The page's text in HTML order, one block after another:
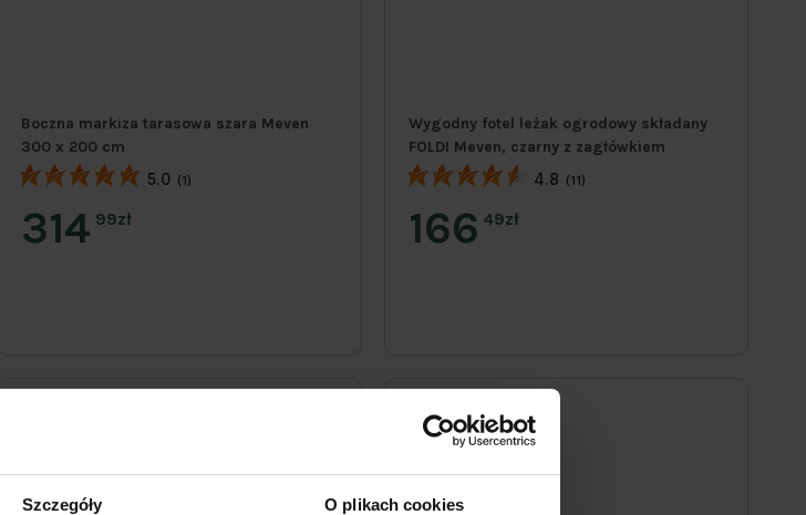
Szczegóły O plikach cookies
Boczna markiza tarasowa szara Meven
300 x 200 cm
5.0 (1)
314 99zł
Wygodny fotel leżak ogrodowy składany
FOLDI Meven, czarny z zagłówkiem
4.8 (11)
166 49zł